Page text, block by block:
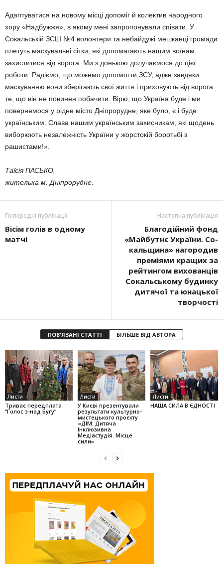
Адаптуватися на новому місці допоміг й колектив народного
хору «Надбужжя», в якому мені запро­понували співати. У
Сокальській ЗСШ №4 волонтери та небайдужі мешканці громади
плетуть маску­вальні сітки, які допомагають на­шим воїнам
захиститися від во­рога. Ми з донькою долучаємося до цієї
роботи. Радіємо, що може­мо допомогти ЗСУ, адже завдяки
маскуванню вони зберігають свої життя і приховують від ворога
те, що він не повинен побачити. Вірю, що Україна буде і ми
повернемося у рідне місто Дніпрорудне, яке бу­ло, є і буде
українським. Слава нашим українським захисникам, які щодень
виборюють незалеж­ність України у жорстокій боротьбі з
рашистами!».
Таїсія ПАСЬКО,
жителька м. Дніпрорудне.
Попередні публікації
Вісім голів в одному
матчі
Наступна публікація
Благодій­ний фонд
«Майбутнє України. Со­
кальщина» нагородив
преміями кращих за
рейтингом вихованців
Сокальському будинку
дитячої та юнацької
творчості
ПОВ'ЯЗАНІ СТАТТІ БІЛЬШЕ ВІД АВТОРА
Листи
Триває передплата
“Голос з-над Бугу”
Листи
У Києві презентували
результати культурно-
мистецького проєкту
«ДІМ: Дитяча
Інклюзивна
Медіастудія. Місце
сили»
Листи
НАША СИЛА В ЄДНОСТІ